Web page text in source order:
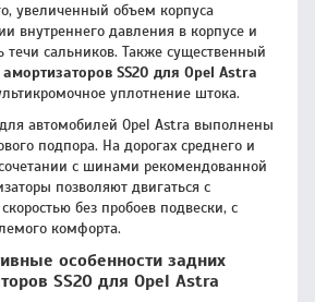
увеличенный объем корпуса
внутреннего давления в корпусе и
течи сальников. Также существенный
амортизаторов SS20 для Opel Astra
уплотнение штока.
автомобилей Opel Astra выполнены
подпора. На дорогах среднего и
сочетании с шинами рекомендованной
позволяют двигаться с
без пробоев подвески, с
комфорта.
особенности задних
SS20 для Opel Astra